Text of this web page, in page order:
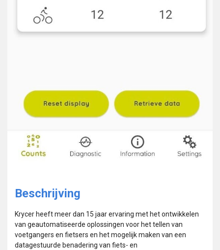
Beschrijving
Krycer heeft meer dan 15 jaar ervaring met het ontwikkelen
van geautomatiseerde oplossingen voor het tellen van
voetgangers en fietsers en het mogelijk maken van een
datagestuurde benadering van fiets- en